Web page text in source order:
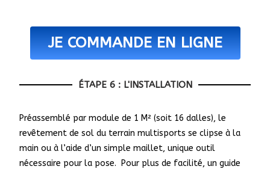
JE COMMANDE EN LIGNE
ÉTAPE 6 : L'INSTALLATION
Préassemblé par module de 1 M² (soit 16 dalles), le
revêtement de sol du terrain multisports se clipse à la
main ou à l’aide d’un simple maillet, unique outil
nécessaire pour la pose. Pour plus de facilité, un guide